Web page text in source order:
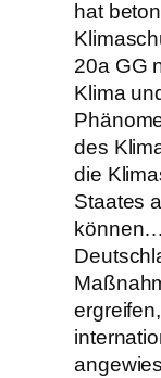
hat
20a GG
Klima
des
die
Staates